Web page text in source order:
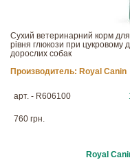
Сухий ветеринарний корм
рівня глюкози при цукровому
дорослих собак
Производитель: Royal Canin
арт. - R606100
760 грн.
Royal